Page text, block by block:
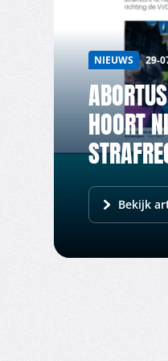
NIEUWS 29-
HOORT
Bekijk